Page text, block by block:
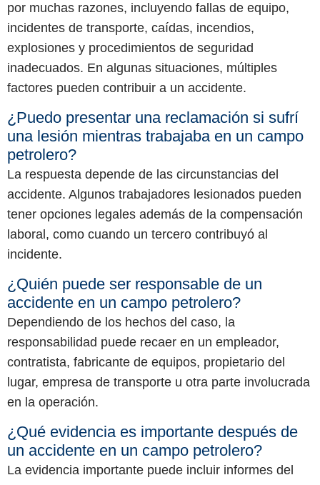
por muchas razones, incluyendo fallas de equipo,
incidentes de transporte, caídas, incendios,
explosiones y procedimientos de seguridad
inadecuados. En algunas situaciones, múltiples
factores pueden contribuir a un accidente.
¿Puedo presentar una reclamación si sufrí
una lesión mientras trabajaba en un campo
petrolero?
La respuesta depende de las circunstancias del
accidente. Algunos trabajadores lesionados pueden
tener opciones legales además de la compensación
laboral, como cuando un tercero contribuyó al
incidente.
¿Quién puede ser responsable de un
accidente en un campo petrolero?
Dependiendo de los hechos del caso, la
responsabilidad puede recaer en un empleador,
contratista, fabricante de equipos, propietario del
lugar, empresa de transporte u otra parte involucrada
en la operación.
¿Qué evidencia es importante después de
un accidente en un campo petrolero?
La evidencia importante puede incluir informes del